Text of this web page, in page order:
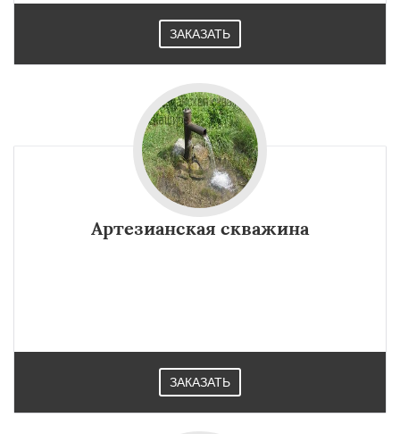
ЗАКАЗАТЬ
Артезианская скважина
ЗАКАЗАТЬ